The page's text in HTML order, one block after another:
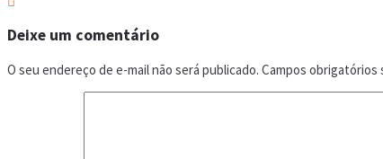
Deixe um comentário
O seu endereço de e-mail não será publicado. Campos obrigatórios